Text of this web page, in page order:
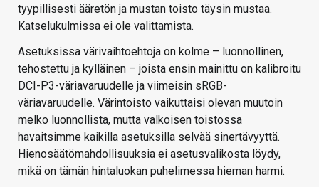
tyypillisesti ääretön ja mustan toisto täysin mustaa.
Katselukulmissa ei ole valittamista.
Asetuksissa värivaihtoehtoja on kolme – luonnollinen,
tehostettu ja kylläinen – joista ensin mainittu on kalibroitu
DCI-P3-väriavaruudelle ja viimeisin sRGB-
väriavaruudelle. Värintoisto vaikuttaisi olevan muutoin
melko luonnollista, mutta valkoisen toistossa
havaitsimme kaikilla asetuksilla selvää sinertävyyttä.
Hienosäätömahdollisuuksia ei asetusvalikosta löydy,
mikä on tämän hintaluokan puhelimessa hieman harmi.